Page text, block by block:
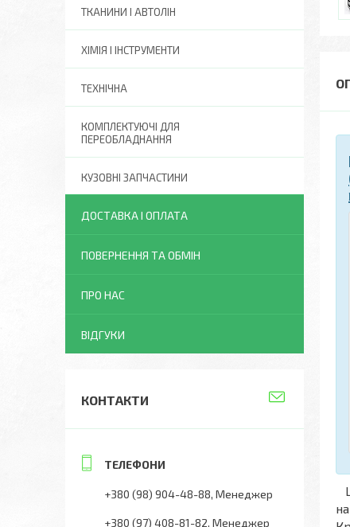
ТКАНИНИ І АВТОЛІН
ХІМІЯ І ІНСТРУМЕНТИ
ТЕХНІЧНА
КОМПЛЕКТУЮЧІ ДЛЯ
ПЕРЕОБЛАДНАННЯ
КУЗОВНІ ЗАПЧАСТИНИ
ДОСТАВКА І ОПЛАТА
ПОВЕРНЕННЯ ТА ОБМІН
ПРО НАС
ВІДГУКИ
КОНТАКТИ
+380 (98) 904-48-88 Менеджер
+380 (97) 408-81-82 Менеджер